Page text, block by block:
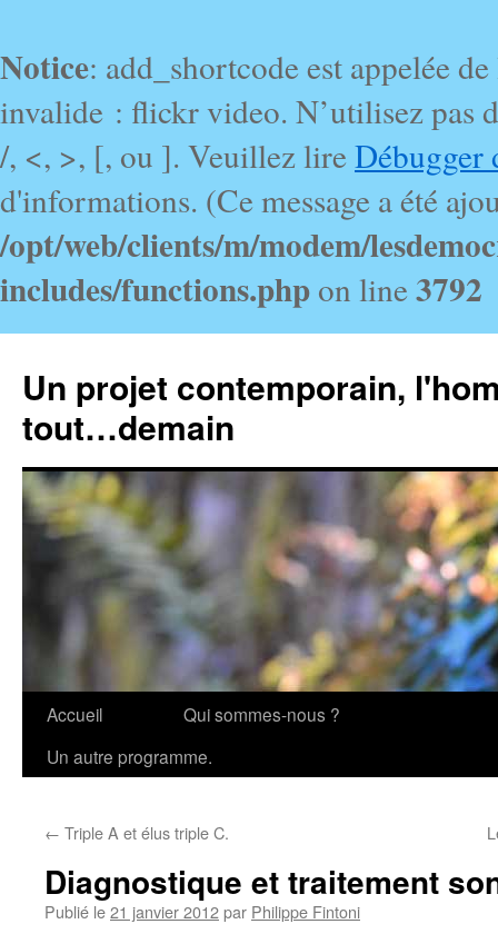
Notice: add_shortcode est appelée
invalide : flickr video. N’utilisez pas
/, <, >, [, ou ]. Veuillez lireDébugger
d'informations. (Ce message a été
/opt/web/clients/m/modem/
includes/functions.php on line3792
Un projet contemporain,
tout…demain
Aller
Accueil
Qui sommes-nous ?
Un autre programme.
← Triple A et élus triple C.
Diagnostique et traitement
Publié le21 janvier 2012par Philippe Fintoni